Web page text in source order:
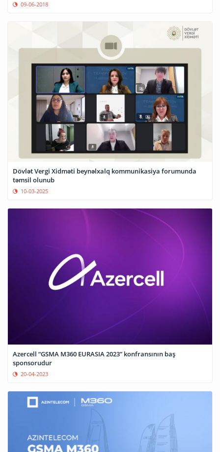
09-06-2018
Dövlət Vergi Xidməti beynəlxalq kommunikasiya forumunda
təmsil olunub
10-03-2025
Azercell “GSMA M360 EURASIA 2023” konfransının baş
sponsorudur
20-04-2023